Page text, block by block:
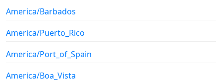
America/Barbados
America/Puerto_Rico
America/Port_of_Spain
America/Boa_Vista